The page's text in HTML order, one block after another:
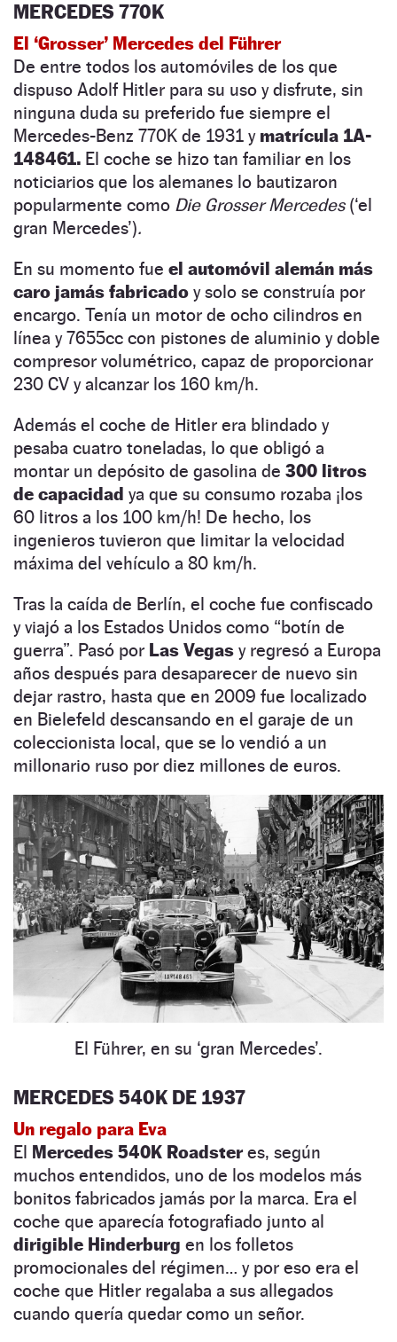
MERCEDES 770K
El ‘Grosser’ Mercedes del Führer
De entre todos los automóviles de los que
dispuso Adolf Hitler para su uso y disfrute, sin
ninguna duda su preferido fue siempre el
Mercedes-Benz 770K de 1931 y matrícula 1A-
148461. El coche se hizo tan familiar en los
noticiarios que los alemanes lo bautizaron
popularmente como Die Grosser Mercedes (‘el
gran Mercedes’).
En su momento fue el automóvil alemán más
caro jamás fabricado y solo se construía por
encargo. Tenía un motor de ocho cilindros en
línea y 7655cc con pistones de aluminio y doble
compresor volumétrico, capaz de proporcionar
230 CV y alcanzar los 160 km/h.
Además el coche de Hitler era blindado y
pesaba cuatro toneladas, lo que obligó a
montar un depósito de gasolina de 300 litros
de capacidad ya que su consumo rozaba ¡los
60 litros a los 100 km/h! De hecho, los
ingenieros tuvieron que limitar la velocidad
máxima del vehículo a 80 km/h.
Tras la caída de Berlín, el coche fue confiscado
y viajó a los Estados Unidos como “botín de
guerra”. Pasó por Las Vegas y regresó a Europa
años después para desaparecer de nuevo sin
dejar rastro, hasta que en 2009 fue localizado
en Bielefeld descansando en el garaje de un
coleccionista local, que se lo vendió a un
millonario ruso por diez millones de euros.
El Führer, en su ‘gran Mercedes’.
MERCEDES 540K DE 1937
Un regalo para Eva
El Mercedes 540K Roadsteres, según
muchos entendidos, uno de los modelos más
bonitos fabricados jamás por la marca. Era el
coche que aparecía fotografiado junto al
dirigible Hinderburg en los folletos
promocionales del régimen… y por eso era el
coche que Hitler regalaba a sus allegados
cuando quería quedar como un señor.